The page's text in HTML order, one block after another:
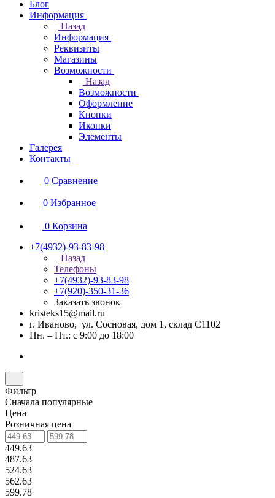
Блог
Информация
Назад
Информация
Реквизиты
Магазины
Возможности
Назад
Возможности
Оформление
Кнопки
Иконки
Элементы
Галерея
Контакты
0 Сравнение
0 Избранное
0 Корзина
+7(4932)-93-83-98
Назад
Телефоны
+7(4932)-93-83-98
+7(920)-350-31-36
Заказать звонок
kristeks15@mail.ru
г. Иваново, ул. Сосновая, дом 1, склад С1102
Пн. – Пт.: с 9:00 до 18:00
Фильтр
Сначала популярные
Цена
Розничная цена
449.63
487.63
524.63
562.63
599.78